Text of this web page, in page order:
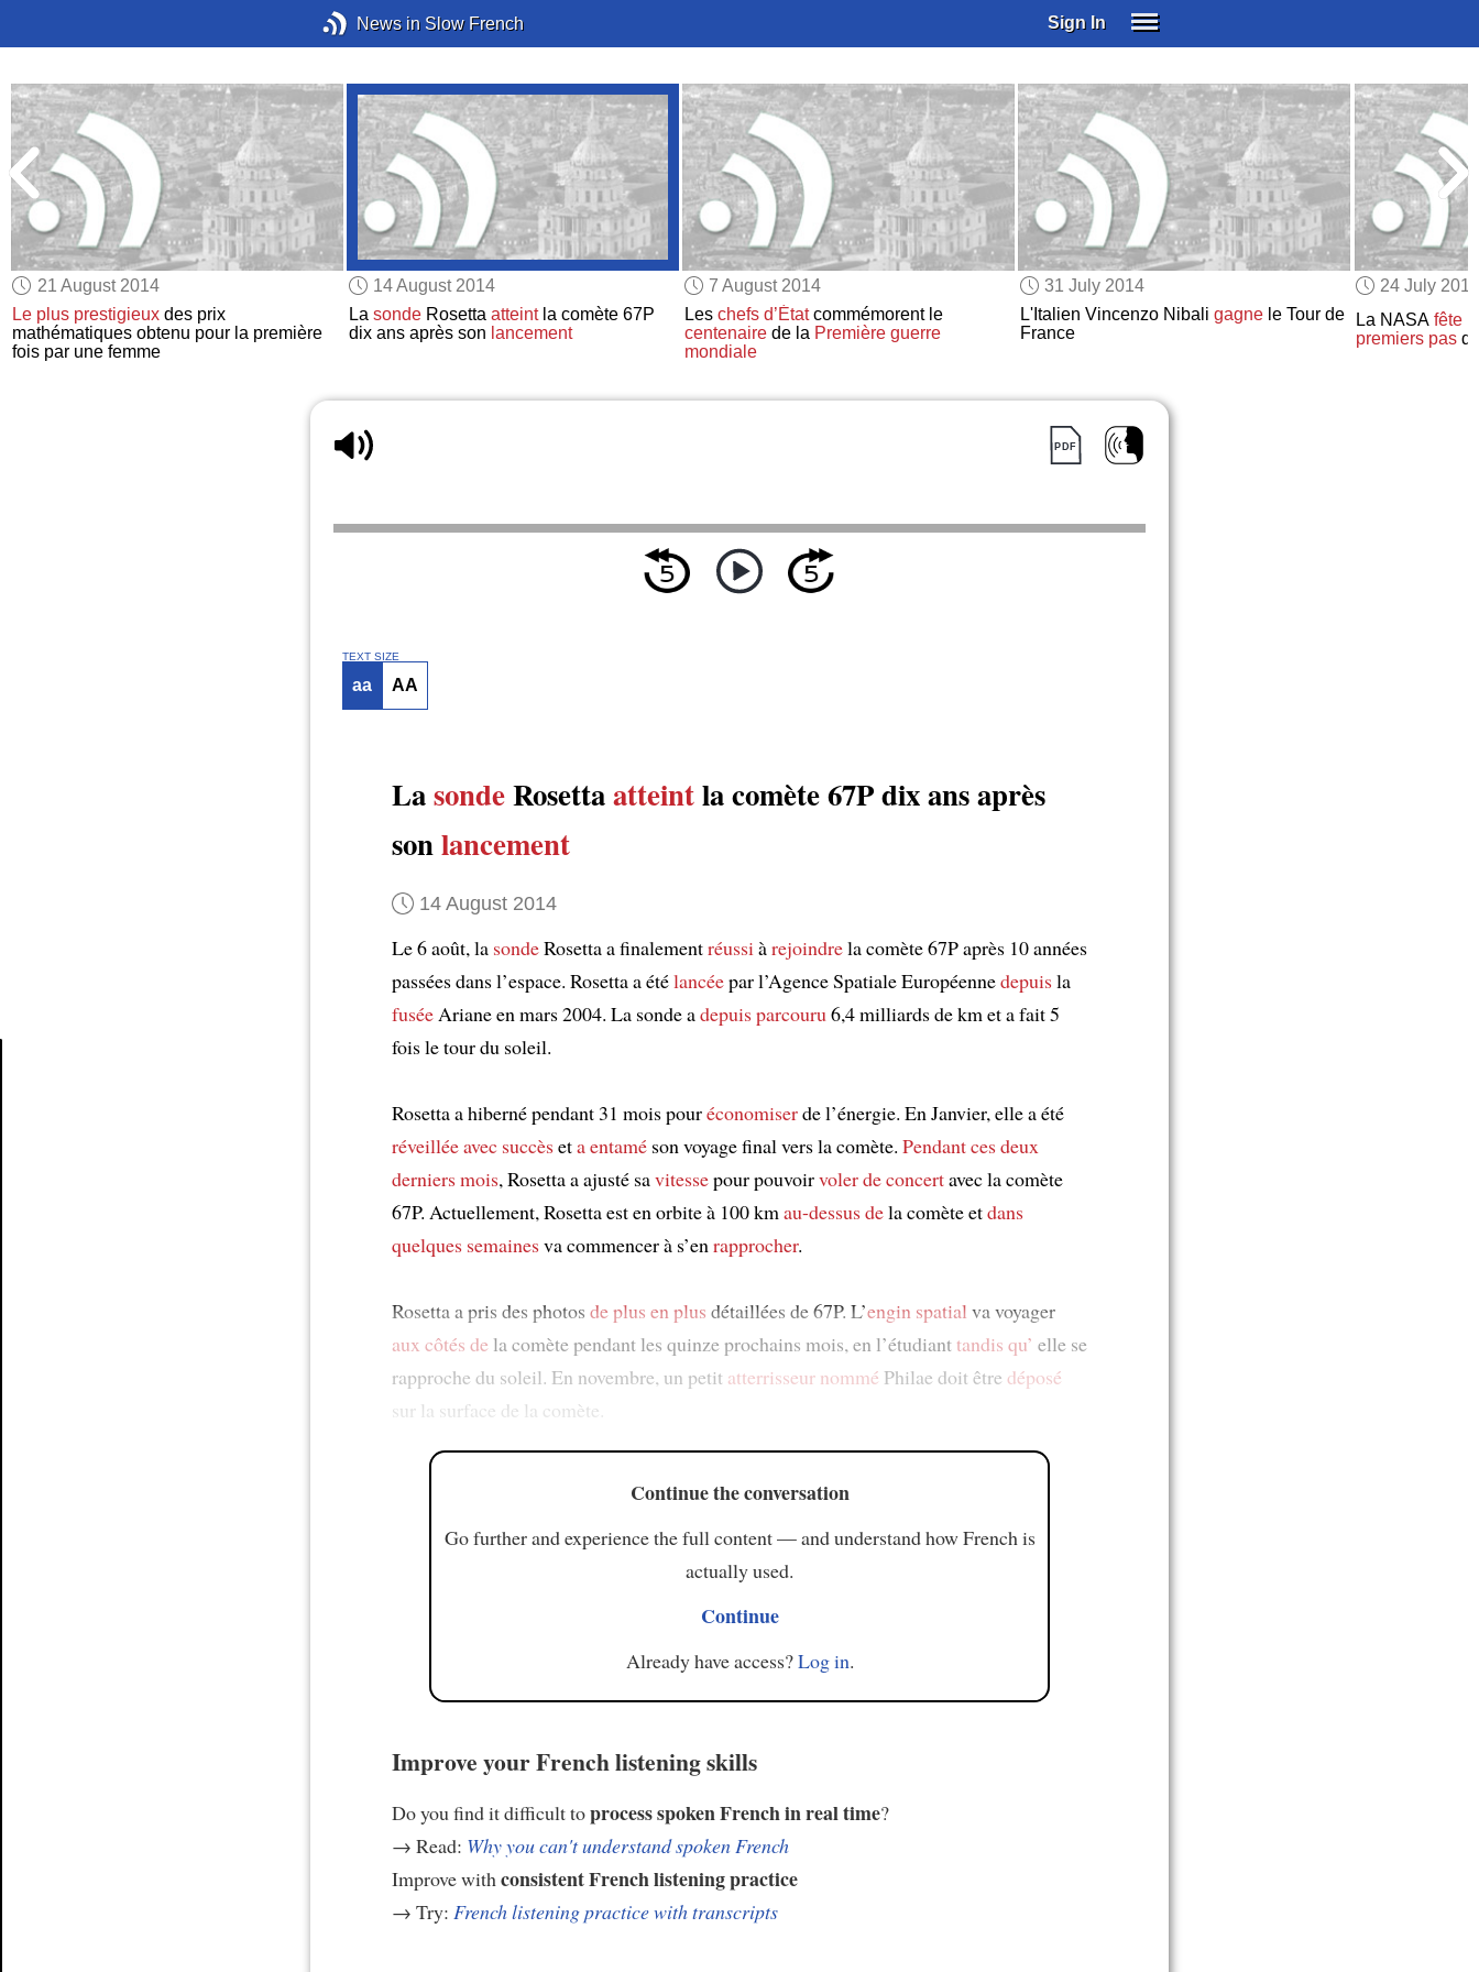
News in Slow French Sign In
SUBSCRIBE
EDUCATIONAL LICENSES
GIFT CARDS
OTHER LANGUAGES
ABOUT US
ALEXA
ADJUST COLORS
21 August 2014
Le plus prestigieux des prix
mathématiques obtenu pour la première
fois par une femme
14 August 2014
La sondeRosetta atteintla comète 67P
dix ans après son lancement
7 August 2014
Les chefs d’Étatcommémorent le
centenairede la Première guerre
mondiale
31 July 2014
L'Italien Vincenzo Nibali gagnele Tour de
France
24 July
La NASAfête
premiers pas
TEXT SIZE
aa AA
LasondeRosettaatteintla comète 67P dix ans après
sonlancement
14 August 2014
Le 6 août, la sondeRosetta a finalementréussiàrejoindrela comète 67P après 10 années
passées dans l’espace. Rosetta a étélancéepar l’Agence Spatiale Européennedepuisla
fuséeAriane en mars 2004. La sonde adepuisparcouru6,4 milliards de km et a fait 5
fois le tour du soleil.
Rosetta a hiberné pendant 31 mois pouréconomiserde l’énergie. En Janvier, elle a été
réveilléeavec succèseta entamé son voyage final vers la comète. Pendant ces deux
derniers mois, Rosetta a ajusté savitessepour pouvoirvoler de concertavec la comète
67P. Actuellement, Rosetta est en orbite à 100 kmau-dessus dela comète etdans
quelques semainesva commencer à s’enrapprocher.
Rosetta a pris des photos de plus en plus détaillées de 67P. L’engin spatial va voyager
aux côtés de la comète pendant les quinze prochains mois, en l’étudianttandis qu’ elle se
rapproche du soleil. En novembre, un petit atterrisseur nommé Philae doit être déposé
sur la surface de la comète.
Continue the conversation
Go further and experience the full content — and understand how French is
actually used.
Continue
Already have access?Log in.
Improve your French listening skills
Do you find it difficult toprocess spoken French in real time?
→ Read: Why you can't understand spoken French
Improve withconsistent French listening practice
→ Try: French listening practice with transcripts